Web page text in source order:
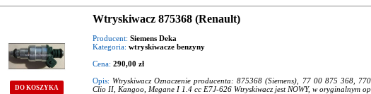
DO KOSZYKA
Wtryskiwacz 875368 (Renault)
Producent: Siemens Deka
Kategoria: wtryskiwacze benzyny
Cena: 290,00 zł
Opis: Wtryskiwacz Oznaczenie producenta: 875368 (Siemens), 77 00 875 368,
Clio II, Kangoo, Megane I 1.4 cc E7J-626 Wtryskiwacz jest NOWY, w oryginalnym